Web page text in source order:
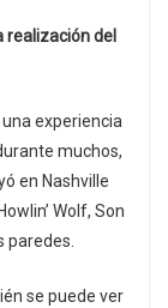
realización del
experiencia
muchos,
en Nashville
Wolf, Son
paredes.
se puede ver